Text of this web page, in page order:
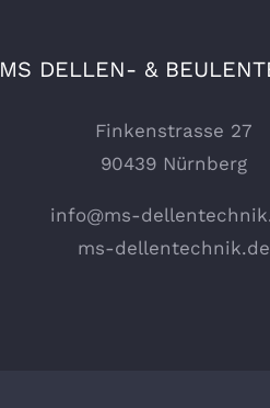
MS DELLEN- &
Finkenstrasse 27
90439 Nürnberg
info@ms-
ms-dellentechnik.de